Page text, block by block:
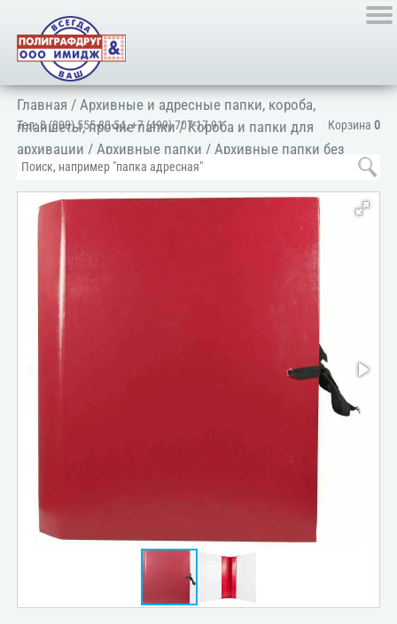
Корзина 0
Тел:8 (800) 555-80-54,+7 (499) 707-17-91
Главная /Архивные и адресные папки, короба,
планшеты, прочие папки/Короба и папки для
архивации /Архивные папки /Архивные папки без
надписи/